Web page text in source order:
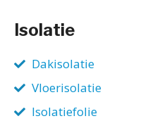
Isolatie
Dakisolatie
Vloerisolatie
Isolatiefolie